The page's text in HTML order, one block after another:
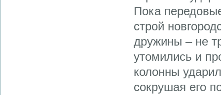
Пока
строй
дружины – не
утомились и
колонны
сокрушая его